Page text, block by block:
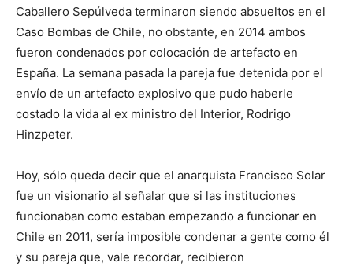
Caballero Sepúlveda terminaron siendo absueltos en el
Caso Bombas de Chile, no obstante, en 2014 ambos
fueron condenados por colocación de artefacto en
España. La semana pasada la pareja fue detenida por el
envío de un artefacto explosivo que pudo haberle
costado la vida al ex ministro del Interior, Rodrigo
Hinzpeter.
Hoy, sólo queda decir que el anarquista Francisco Solar
fue un visionario al señalar que si las instituciones
funcionaban como estaban empezando a funcionar en
Chile en 2011, sería imposible condenar a gente como él
y su pareja que, vale recordar, recibieron